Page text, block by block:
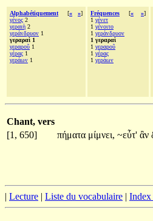
Alphabétiquement [« »]
γένος 2
γεραιὴ 2
γεράνδρυον 1
γεραραὶ 1
γεραροῦ 1
γέρας 1
γεράων 1
Fréquences [« »]
1 γένετ
1 γένοιτο
1 γεράνδρυον
1 γεραραὶ
1 γεραροῦ
1 γέρας
1 γεράων
Chant, vers
[1, 650]
πήματα μίμνει, ~εὖτ' ἂν
| Lecture | Liste du vocabulaire | Index